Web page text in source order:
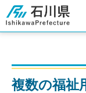
石川県
複数の福祉